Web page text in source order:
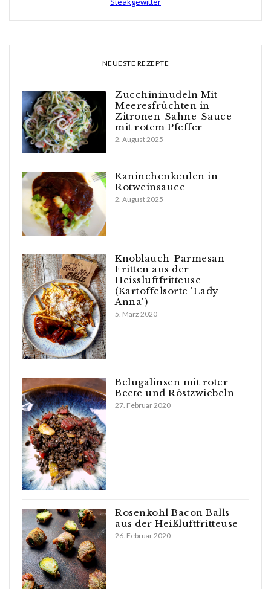
NEUESTE REZEPTE
Zucchininudeln Mit
Meeresfrüchten in
Zitronen-Sahne-Sauce
mit rotem Pfeffer
2. August 2025
Kaninchenkeulen in
Rotweinsauce
2. August 2025
Knoblauch-Parmesan-
Fritten aus der
Heissluftfritteuse
(Kartoffelsorte 'Lady
Anna')
5. März 2020
Belugalinsen mit roter
Beete und Röstzwiebeln
27. Februar 2020
Rosenkohl Bacon Balls
aus der Heißluftfritteuse
26. Februar 2020